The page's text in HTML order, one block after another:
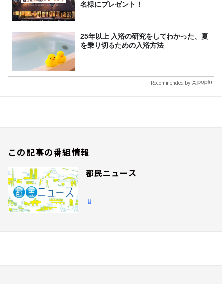
名様にプレゼント！
25年以上 入浴の研究をしてわかった、夏
を乗り切るための入浴方法
Recommended by
この記事の番組情報
都民ニュース